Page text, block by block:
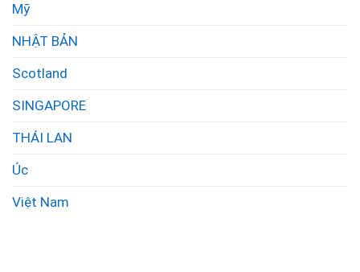
Mỹ
NHẬT BẢN
Scotland
SINGAPORE
THÁI LAN
Úc
Việt Nam